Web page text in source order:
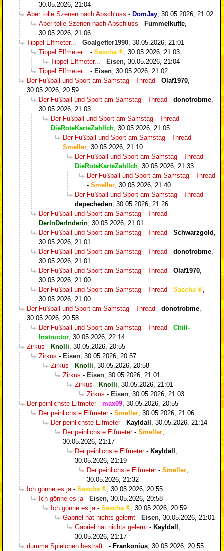
30.05.2026, 21:04
Aber tolle Szenen nach Abschluss - DomJay 30.05.2026, 21:02
Aber tolle Szenen nach Abschluss - Fummelkutte
30.05.2026, 21:06
Tippel Elfmeter...
- Goalgetter1990 30.05.2026, 21:01
Tippel Elfmeter...
- Sascha
30.05.2026, 21:03
Tippel Elfmeter...
- Eisen 30.05.2026, 21:04
Tippel Elfmeter...
- Eisen 30.05.2026, 21:02
Der Fußball und Sport am Samstag - Thread - Olaf1970
30.05.2026, 20:59
Der Fußball und Sport am Samstag - Thread - donotrobme
30.05.2026, 21:03
Der Fußball und Sport am Samstag - Thread -
DieRoteKarteZahlIch 30.05.2026, 21:05
Der Fußball und Sport am Samstag - Thread -
Smeller 30.05.2026, 21:10
Der Fußball und Sport am Samstag - Thread -
DieRoteKarteZahlIch 30.05.2026, 21:33
Der Fußball und Sport am Samstag - Thread
- Smeller 30.05.2026, 21:40
Der Fußball und Sport am Samstag - Thread -
depecheden 30.05.2026, 21:26
Der Fußball und Sport am Samstag - Thread -
DerInDerInderin 30.05.2026, 21:01
Der Fußball und Sport am Samstag - Thread - Schwarzgold
30.05.2026, 21:01
Der Fußball und Sport am Samstag - Thread - donotrobme
30.05.2026, 21:01
Der Fußball und Sport am Samstag - Thread - Olaf1970
30.05.2026, 21:00
Der Fußball und Sport am Samstag - Thread - Sascha
30.05.2026, 21:00
Der Fußball und Sport am Samstag - Thread - donotrobme
30.05.2026, 20:58
Der Fußball und Sport am Samstag - Thread - Chill-
Instructor 30.05.2026, 22:14
Zirkus - Knolli 30.05.2026, 20:55
Zirkus - Eisen 30.05.2026, 20:57
Zirkus - Knolli 30.05.2026, 20:58
Zirkus - Eisen 30.05.2026, 21:01
Zirkus - Knolli 30.05.2026, 21:01
Zirkus - Eisen 30.05.2026, 21:03
Der peinlichste Elfmeter- max09 30.05.2026, 20:55
Der peinlichste Elfmeter- Smeller 30.05.2026, 21:06
Der peinlichste Elfmeter- Kayldall
30.05.2026, 21:14
Der peinlichste Elfmeter- Smeller
30.05.2026, 21:17
Der peinlichste Elfmeter- Kayldall
30.05.2026, 21:19
Der peinlichste Elfmeter- Smeller
30.05.2026, 21:32
Ich gönne es ja - Sascha
30.05.2026, 20:55
Ich gönne es ja - Eisen 30.05.2026, 20:58
Ich gönne es ja - Sascha
30.05.2026, 20:59
Gabriel hat nichts gelernt - Eisen 30.05.2026, 21:01
Gabriel hat nichts gelernt - Kayldall
30.05.2026, 21:17
dumme Spielchen bestraft..
- Frankonius 30.05.2026, 20:55